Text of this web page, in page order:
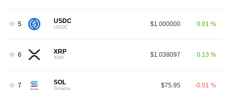
5 USDC
USDC $1.000000 0.01 %
6 XRP
XRP $1.038097 0.13 %
7 SOL
Solana $75.95 -0.01 %